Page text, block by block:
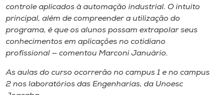
controle aplicados à automação industrial. O intuito
principal, além de compreender a utilização do
programa, é que os alunos possam extrapolar seus
conhecimentos em aplicações no cotidiano
profissional — comentou Marconi Januário.
As aulas do curso ocorrerão no campus 1 e no campus
2 nos laboratórios das Engenharias, da Unoesc